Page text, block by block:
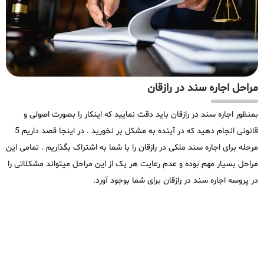
مراحل اجاره سند در رازقان
بمنظور اجاره سند در رازقان باید دقت نمایید که اینکار را بصورت اصولی و
قانونی انجام دهید که در آینده به مشکل بر نخورید . در اینجا قصد داریم 5
مرحله برای اجاره سند ملکی در رازقان را با شما به اشتراک بگذاریم . تمامی این
مراحل بسیار مهم بوده و عدم رعایت هر یک از این مراحل میتواند مشکلاتی را
در پروسه اجاره سند در رازقان برای شما بوجود آورد.